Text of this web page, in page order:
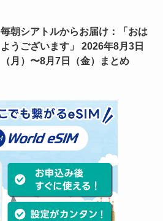
毎朝シアトルからお届け：「おは
ようございます」 2026年8月3日
（月）〜8月7日（金）まとめ